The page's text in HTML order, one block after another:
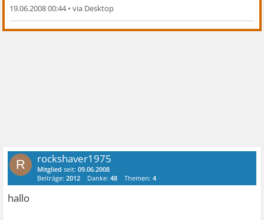
19.06.2008 00:44•
R rockshaver1975
Mitglied seit:09.06.2008
Beiträge:2012 Danke:48 Themen:4
hallo